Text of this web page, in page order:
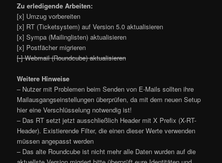
Zu erledigende Arbeiten:
[x] Umzug vorbereiten
[x] RT (Ticketsystem) auf Version 5.0 aktualisieren
[x] Sympa (Mailinglisten) aktualisieren
[x] Postfächer migrieren
[-] Webmail (Roundcube) aktualisieren
Weitere Hinweise
– Nutzer mit Problemen beim Senden von E-Mails sollten ihre
Mailausgangseinstellungen überprüfen, da mit dem neuen Setup
hier eine Verschlüsselung notwendig ist!
– Das RT setzt jetzt ausschließlich Header mit X Prefix (X-RT-
Header). Existierende Filter, die einen dieser Werte verwenden
müssen angepasst werden
– Das alte Roundcube ist nicht mehr alle Daten wurden auf die